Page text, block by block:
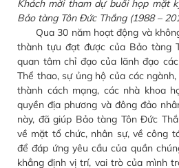
Khách mời tham dự buổi họp mặt
Bảo tàng Tôn Đức Thắng (1988 –
Qua 30 năm hoạt động và
thành tựu đạt được của Bảo tàng
quan tâm chỉ đạo của lãnh đạo
Thể thao, sự ủng hộ của các
thành cách mạng, các nhà khoa
quyền địa phương và đông đảo
này, đã giúp Bảo tàng Tôn Đức
về mặt tổ chức, nhân sự, về công
để đáp ứng yêu cầu của quần
khẳng định vị trí, vai trò của mình